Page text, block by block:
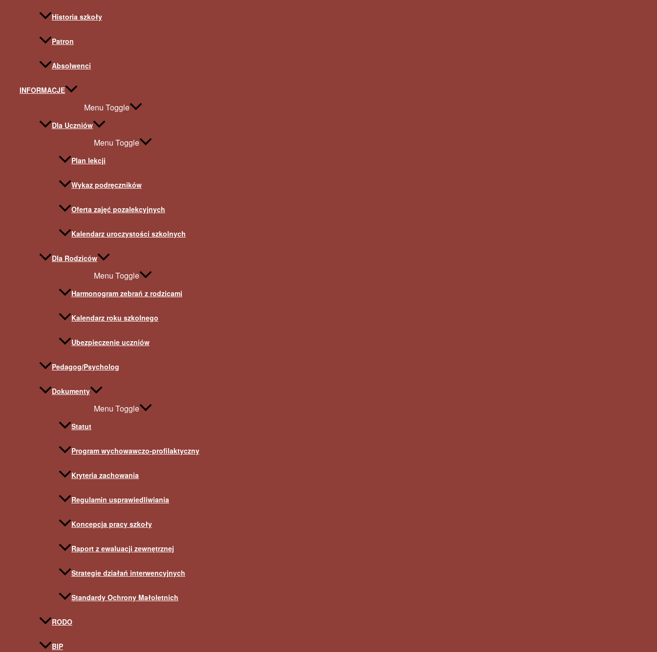
Historia szkoły
Patron
Absolwenci
INFORMACJE
Menu Toggle
Dla Uczniów
Menu Toggle
Plan lekcji
Wykaz podręczników
Oferta zajęć pozalekcyjnych
Kalendarz uroczystości szkolnych
Dla Rodziców
Menu Toggle
Harmonogram zebrań z rodzicami
Kalendarz roku szkolnego
Ubezpieczenie uczniów
Pedagog/Psycholog
Dokumenty
Menu Toggle
Statut
Program wychowawczo-profilaktyczny
Kryteria zachowania
Regulamin usprawiedliwiania
Koncepcja pracy szkoły
Raport z ewaluacji zewnętrznej
Strategie działań interwencyjnych
Standardy Ochrony Małoletnich
RODO
BIP